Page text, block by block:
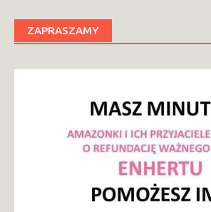
ZAPRASZAMY